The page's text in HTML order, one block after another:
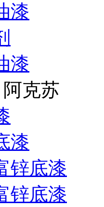
漆
漆
克苏
漆
锌底漆
锌底漆